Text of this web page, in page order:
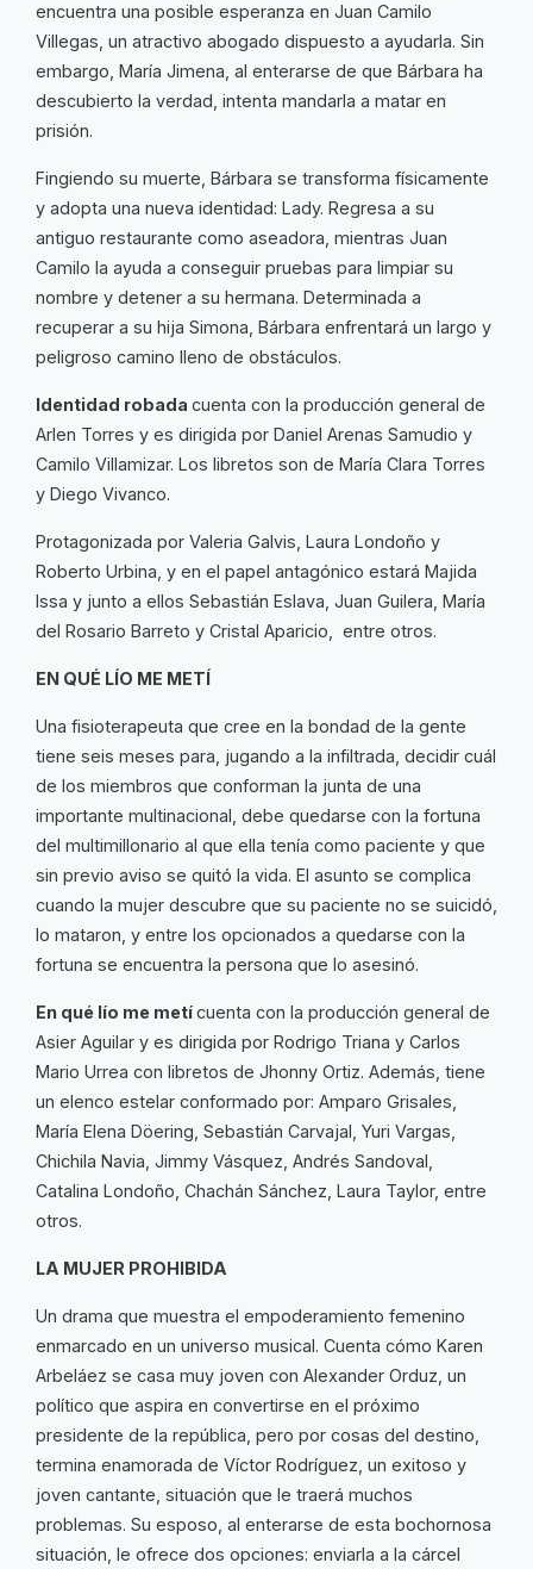
encuentra una posible esperanza en Juan Camilo
Villegas, un atractivo abogado dispuesto a ayudarla. Sin
embargo, María Jimena, al enterarse de que Bárbara ha
descubierto la verdad, intenta mandarla a matar en
prisión.
Fingiendo su muerte, Bárbara se transforma físicamente
y adopta una nueva identidad: Lady. Regresa a su
antiguo restaurante como aseadora, mientras Juan
Camilo la ayuda a conseguir pruebas para limpiar su
nombre y detener a su hermana. Determinada a
recuperar a su hija Simona, Bárbara enfrentará un largo y
peligroso camino lleno de obstáculos.
Identidad robada cuenta con la producción general de
Arlen Torres y es dirigida por Daniel Arenas Samudio y
Camilo Villamizar. Los libretos son de María Clara Torres
y Diego Vivanco.
Protagonizada por Valeria Galvis, Laura Londoño y
Roberto Urbina, y en el papel antagónico estará Majida
Issa y junto a ellos Sebastián Eslava, Juan Guilera, María
del Rosario Barreto y Cristal Aparicio, entre otros.
EN QUÉ LÍO ME METÍ
Una fisioterapeuta que cree en la bondad de la gente
tiene seis meses para, jugando a la infiltrada, decidir cuál
de los miembros que conforman la junta de una
importante multinacional, debe quedarse con la fortuna
del multimillonario al que ella tenía como paciente y que
sin previo aviso se quitó la vida. El asunto se complica
cuando la mujer descubre que su paciente no se suicidó,
lo mataron, y entre los opcionados a quedarse con la
fortuna se encuentra la persona que lo asesinó.
En qué lío me metícuenta con la producción general de
Asier Aguilar y es dirigida por Rodrigo Triana y Carlos
Mario Urrea con libretos de Jhonny Ortiz. Además, tiene
un elenco estelar conformado por: Amparo Grisales,
María Elena Döering, Sebastián Carvajal, Yuri Vargas,
Chichila Navia, Jimmy Vásquez, Andrés Sandoval,
Catalina Londoño, Chachán Sánchez, Laura Taylor, entre
otros.
LA MUJER PROHIBIDA
Un drama que muestra el empoderamiento femenino
enmarcado en un universo musical. Cuenta cómo Karen
Arbeláez se casa muy joven con Alexander Orduz, un
político que aspira en convertirse en el próximo
presidente de la república, pero por cosas del destino,
termina enamorada de Víctor Rodríguez, un exitoso y
joven cantante, situación que le traerá muchos
problemas. Su esposo, al enterarse de esta bochornosa
situación, le ofrece dos opciones: enviarla a la cárcel